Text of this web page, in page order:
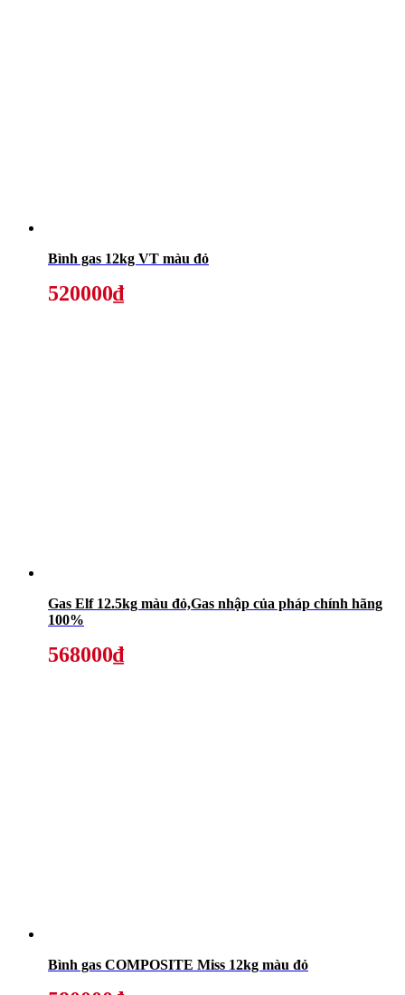
Bình gas 12kg VT màu đỏ
520000₫
Gas Elf 12.5kg màu đỏ,Gas nhập của pháp chính hãng
100%
568000₫
Bình gas COMPOSITE Miss 12kg màu đỏ